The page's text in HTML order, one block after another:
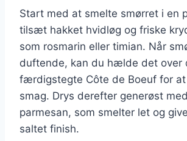
Start med at smelte smørret i en
tilsæt hakket hvidløg og friske
som rosmarin eller timian. Når
duftende, kan du hælde det over
færdigstegte Côte de Boeuf for
smag. Drys derefter generøst
parmesan, som smelter let og
saltet finish.